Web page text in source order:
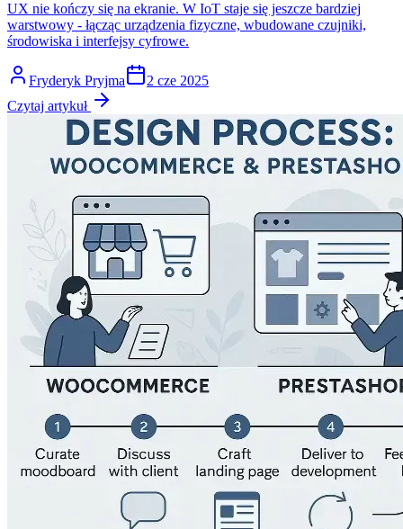
UX nie kończy się na ekranie. W IoT staje się jeszcze bardziej
warstwowy - łącząc urządzenia fizyczne, wbudowane czujniki,
środowiska i interfejsy cyfrowe.
Fryderyk Pryjma
2 cze 2025
Czytaj artykuł